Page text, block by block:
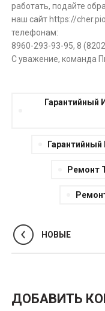
работать, подайте
наш сайт https://
телефонам:
8960-293-93-95, 8
С уважение, команда
Гарантийный
Ремонт
НОВЫЕ
ДОБАВИТЬ